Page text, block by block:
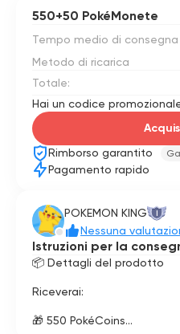
550+50 PokéMonete
Tempo medio di consegna
Metodo di ricarica
Totale:
Hai un codice
Rimborso garantito
Pagamento rapido
POKEMON KING I
Nessuna
Istruzioni per la
📦 Dettagli del prodotto
Riceverai:
🎁 550 PokéCoins